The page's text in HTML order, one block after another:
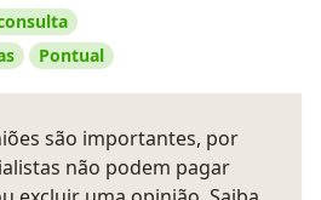
Pontual
são importantes, por
não podem pagar